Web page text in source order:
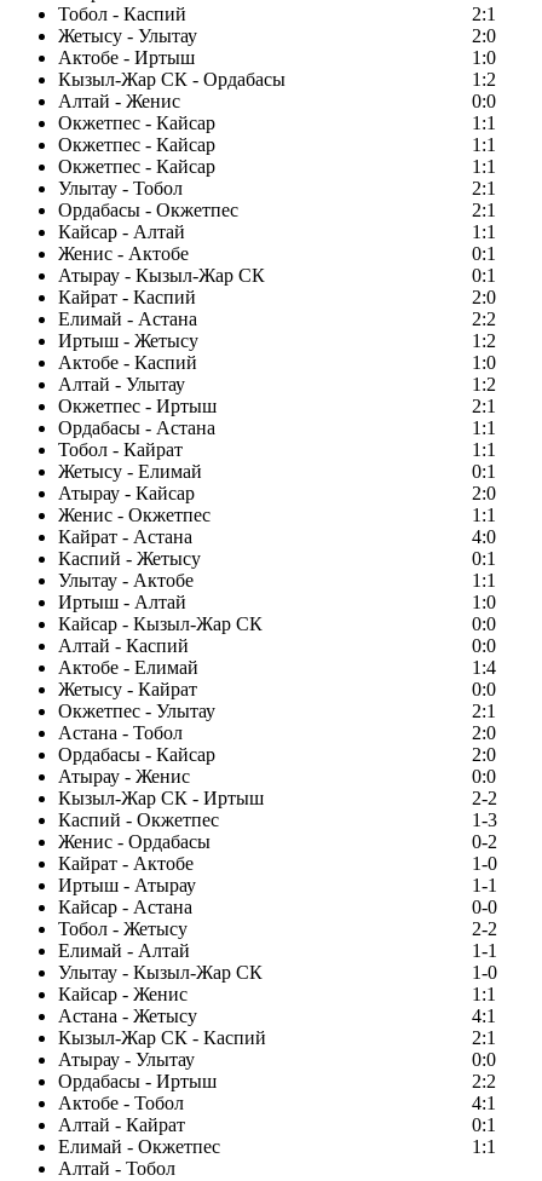
Тобол - Каспий
2:1
Жетысу - Улытау
2:0
Актобе - Иртыш
1:0
Кызыл-Жар СК - Ордабасы
1:2
Алтай - Женис
0:0
Окжетпес - Кайсар
1:1
Окжетпес - Кайсар
1:1
Окжетпес - Кайсар
1:1
Улытау - Тобол
2:1
Ордабасы - Окжетпес
2:1
Кайсар - Алтай
1:1
Женис - Актобе
0:1
Атырау - Кызыл-Жар СК
0:1
Кайрат - Каспий
2:0
Елимай - Астана
2:2
Иртыш - Жетысу
1:2
Актобе - Каспий
1:0
Алтай - Улытау
1:2
Окжетпес - Иртыш
2:1
Ордабасы - Астана
1:1
Тобол - Кайрат
1:1
Жетысу - Елимай
0:1
Атырау - Кайсар
2:0
Женис - Окжетпес
1:1
Кайрат - Астана
4:0
Каспий - Жетысу
0:1
Улытау - Актобе
1:1
Иртыш - Алтай
1:0
Кайсар - Кызыл-Жар СК
0:0
Алтай - Каспий
0:0
Актобе - Елимай
1:4
Жетысу - Кайрат
0:0
Окжетпес - Улытау
2:1
Астана - Тобол
2:0
Ордабасы - Кайсар
2:0
Атырау - Женис
0:0
Кызыл-Жар СК - Иртыш
2-2
Каспий - Окжетпес
1-3
Женис - Ордабасы
0-2
Кайрат - Актобе
1-0
Иртыш - Атырау
1-1
Кайсар - Астана
0-0
Тобол - Жетысу
2-2
Елимай - Алтай
1-1
Улытау - Кызыл-Жар СК
1-0
Кайсар - Женис
1:1
Астана - Жетысу
4:1
Кызыл-Жар СК - Каспий
2:1
Атырау - Улытау
0:0
Ордабасы - Иртыш
2:2
Актобе - Тобол
4:1
Алтай - Кайрат
0:1
Елимай - Окжетпес
1:1
Алтай - Тобол